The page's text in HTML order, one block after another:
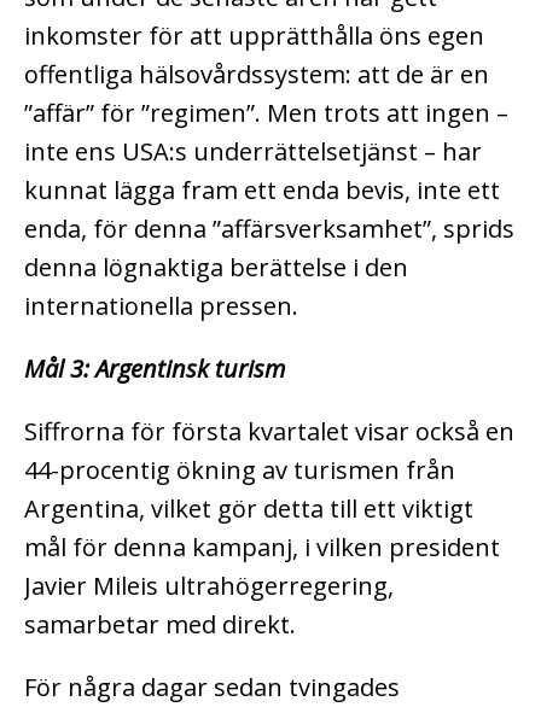
inkomster för att upprätthålla öns egen
offentliga hälsovårdssystem: att de är en
”affär” för ”regimen”. Men trots att ingen –
inte ens USA:s underrättelsetjänst – har
kunnat lägga fram ett enda bevis, inte ett
enda, för denna ”affärsverksamhet”, sprids
denna lögnaktiga berättelse i den
internationella pressen.
Mål 3: Argentinsk turism
Siffrorna för första kvartalet visar också en
44-procentig ökning av turismen från
Argentina, vilket gör detta till ett viktigt
mål för denna kampanj, i vilken president
Javier Mileis ultrahögerregering,
samarbetar med direkt.
För några dagar sedan tvingades